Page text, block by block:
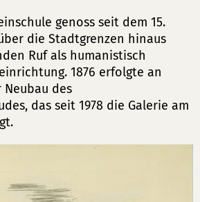
genoss seit dem 15.
die Stadtgrenzen hinaus
Ruf als humanistisch
1876 erfolgte an
des
das seit 1978 die Galerie am